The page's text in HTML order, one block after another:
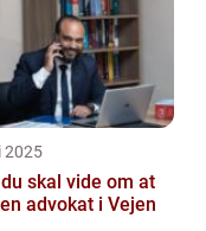
2025
du skal vide om at
advokat i Vejen